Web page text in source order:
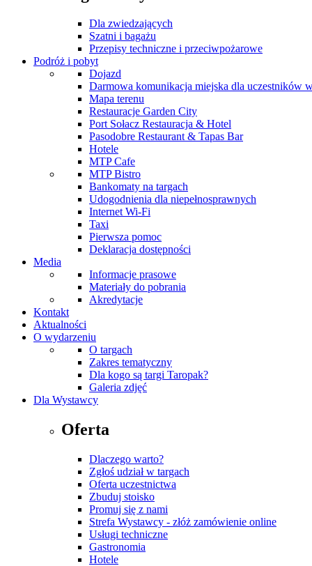
Dla zwiedzających
Szatni i bagażu
Przepisy techniczne i przeciwpożarowe
Podróż i pobyt
Dojazd
Darmowa komunikacja miejska dla uczestników
Mapa terenu
Restauracje Garden City
Port Sołacz Restauracja & Hotel
Pasodobre Restaurant & Tapas Bar
Hotele
MTP Cafe
MTP Bistro
Bankomaty na targach
Udogodnienia dla niepełnosprawnych
Internet Wi-Fi
Taxi
Pierwsza pomoc
Deklaracja dostępności
Media
Informacje prasowe
Materiały do pobrania
Akredytacje
Kontakt
Aktualności
O wydarzeniu
O targach
Zakres tematyczny
Dla kogo są targi Taropak?
Galeria zdjęć
Dla Wystawcy
Oferta
Dlaczego warto?
Zgłoś udział w targach
Oferta uczestnictwa
Zbuduj stoisko
Promuj się z nami
Strefa Wystawcy - złóż zamówienie online
Usługi techniczne
Gastronomia
Hotele